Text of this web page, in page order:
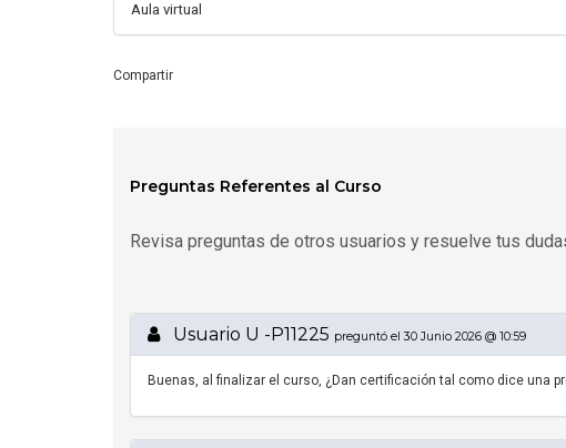
Aula virtual
Compartir
Preguntas Referentes al Curso
Revisa preguntas de otros usuarios y resuelve tus
Usuario U -P11225 preguntó el 30 Junio 2026 @ 10:59
Buenas, al finalizar el curso, ¿Dan certificación tal como dice una